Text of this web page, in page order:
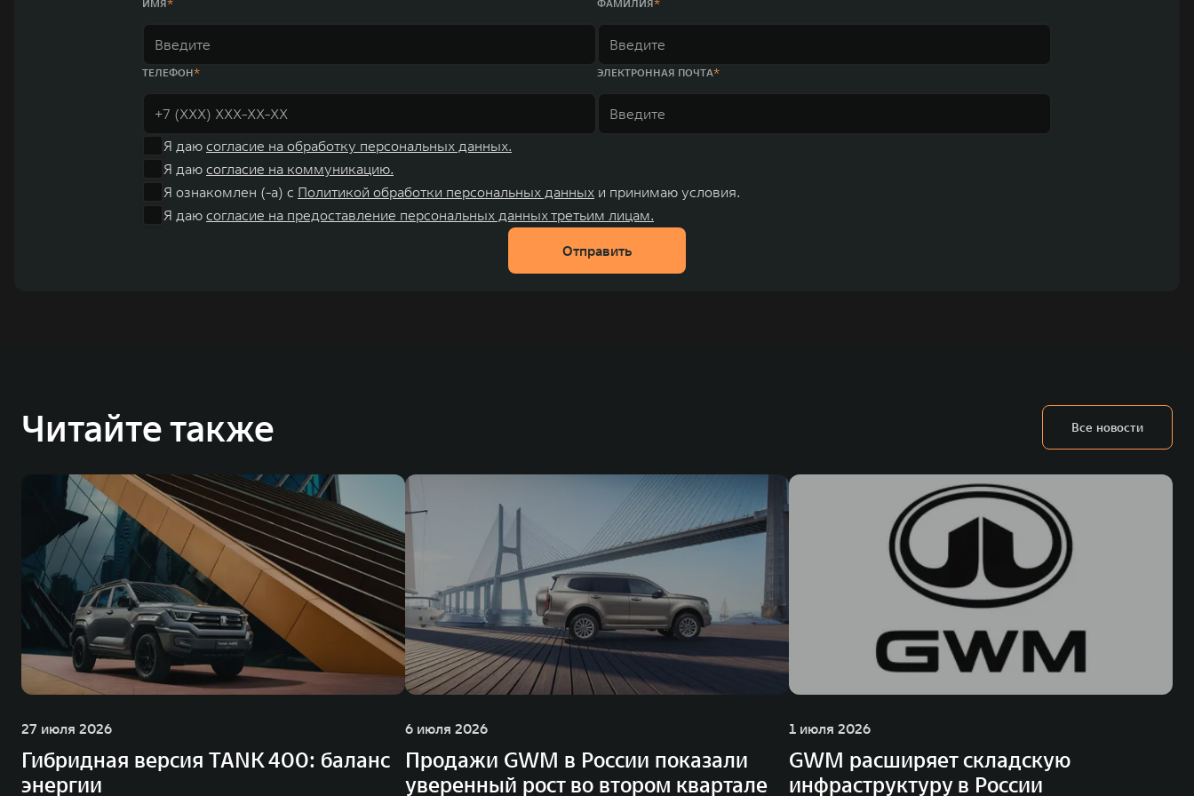
ИМЯ ФАМИЛИЯ
ТЕЛЕФОН ЭЛЕКТРОННАЯ ПОЧТА
Я даю согласие на обработку персональных данных.
Я даю согласие на коммуникацию.
Я ознакомлен (-а) с Политикой обработки персональных данных и принимаю условия.
Я даю согласие на предоставление персональных данных третьим лицам.
Отправить
Читайте также Все новости
27 июля 2026
Гибридная версия TANK 400: баланс
энергии
6 июля 2026
Продажи GWM в России показали
уверенный рост во втором квартале
1 июля 2026
GWM расширяет складскую
инфраструктуру в России